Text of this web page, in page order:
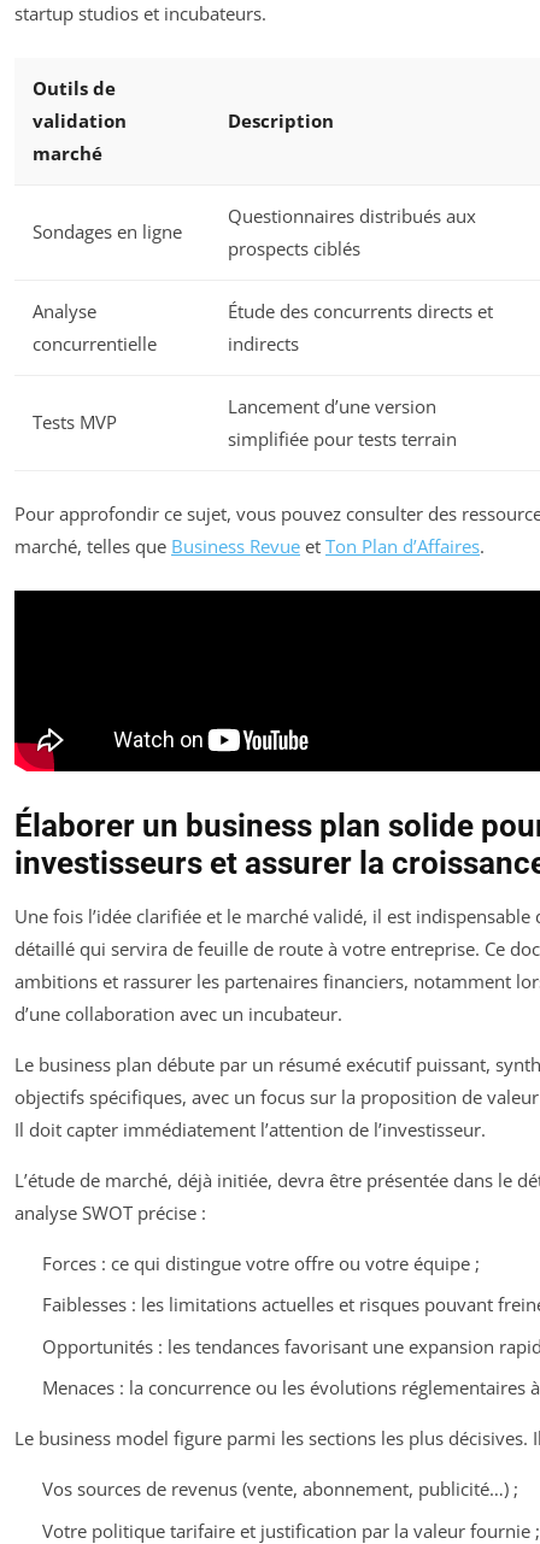
startup studios et incubateurs.
Outils de
validation
marché
Description
Sondages en ligne
Questionnaires distribués aux
prospects ciblés
Analyse
concurrentielle
Étude des concurrents directs et
indirects
Tests MVP
Lancement d’une version
simplifiée pour tests terrain
Pour approfondir ce sujet, vous pouvez consulter des
marché, telles que Business Revue et Ton Plan d’Affaires.
Élaborer un business plan solide
investisseurs et assurer la
Une fois l’idée clarifiée et le marché validé, il est indispensable
détaillé qui servira de feuille de route à votre entreprise. Ce
ambitions et rassurer les partenaires financiers, notamment
d’une collaboration avec un incubateur.
Le business plan débute par un résumé exécutif puissant,
objectifs spécifiques, avec un focus sur la proposition de
Il doit capter immédiatement l’attention de l’investisseur.
L’étude de marché, déjà initiée, devra être présentée dans le
analyse SWOT précise :
Forces : ce qui distingue votre offre ou votre équipe ;
Faiblesses : les limitations actuelles et risques pouvant
Opportunités : les tendances favorisant une expansion
Menaces : la concurrence ou les évolutions réglementaires
Le business model figure parmi les sections les plus décisives.
Vos sources de revenus (vente, abonnement, publicité…) ;
Votre politique tarifaire et justification par la valeur fournie ;